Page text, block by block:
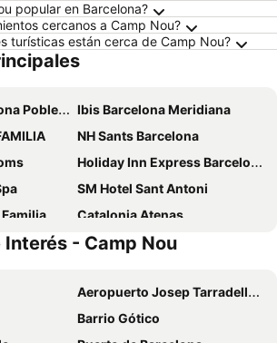
popular en Barcelona?
cercanos a Camp Nou?
turísticas están cerca de Camp Nou?
Poblenou
Ibis Barcelona Meridiana
NH Sants Barcelona
Holiday Inn Express Barcelona - City 22@ By Ihg
SM Hotel Sant Antoni
Catalonia Atenas
Hotel Sant Pau
Hotel Monegal
Leonardo Royal Hotel Barcelona Forum
- Camp Nou
Aeropuerto Josep Tarradellas Barcelona-El Prat
Barrio Gótico